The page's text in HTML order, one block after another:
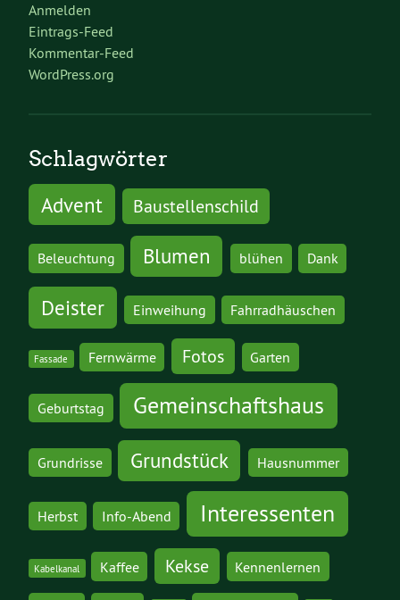
Anmelden
Eintrags-Feed
Kommentar-Feed
WordPress.org
Schlagwörter
Advent
Baustellenschild
Beleuchtung Blumen blühen Dank
Deister Einweihung Fahrradhäuschen
Fassade Fernwärme Fotos Garten
Geburtstag Gemeinschaftshaus
Grundrisse Grundstück Hausnummer
Herbst Info-Abend Interessenten
Kabelkanal Kaffee Kekse Kennenlernen